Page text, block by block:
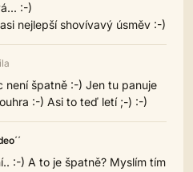
:-)
nejlepší shovívavý úsměv :-)
není špatně :-) Jen tu panuje
:-) Asi to teď letí ;-) :-)
:-) A to je špatně? Myslím tím